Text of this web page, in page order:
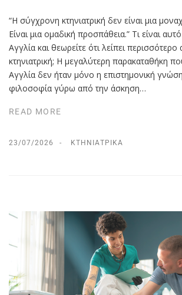
“Η σύγχρονη κτηνιατρική δεν είναι μια
Είναι μια ομαδική προσπάθεια.” Τι είναι
Αγγλία και θεωρείτε ότι λείπει
κτηνιατρική; Η μεγαλύτερη παρακαταθήκη
Αγγλία δεν ήταν μόνο η επιστημονική
φιλοσοφία γύρω από την άσκηση…
READ MORE
23/07/2026 ΚΤΗΝΙΑΤΡΙΚΆ